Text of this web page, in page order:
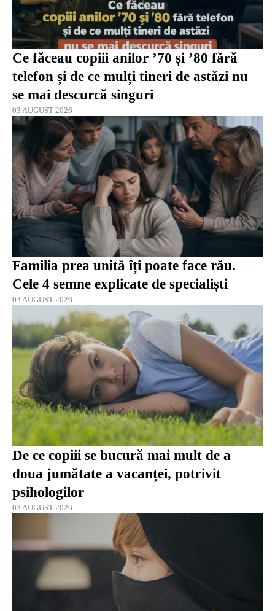
Ce făceau copiii anilor ’70 și ’80 fără
telefon și de ce mulți tineri de astăzi nu
se mai descurcă singuri
03 AUGUST 2026
Familia prea unită îți poate face rău.
Cele 4 semne explicate de specialiști
03 AUGUST 2026
De ce copiii se bucură mai mult de a
doua jumătate a vacanței, potrivit
psihologilor
03 AUGUST 2026